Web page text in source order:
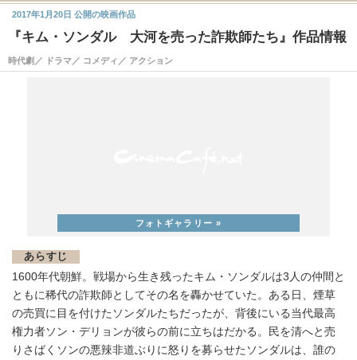
『キム・ソンダル 大河を売った詐欺師たち』作品情報
時代劇／ ドラマ／ コメディ／ アクション
2017年1月20日 公開の映画作品
あらすじ
1600年代朝鮮。戦場から生き残ったキム・ソンダルは3人の仲間と
ともに稀代の詐欺師としてその名を轟かせていた。ある日、煙草
の売買に目を付けたソンダルたちだったが、背後にいる当代最高
権力者ソン・デリョンが彼らの前に立ちはだかる。民を清へと売
りさばくソンの悪辣非道ぶりに怒りを募らせたソンダルは、誰の